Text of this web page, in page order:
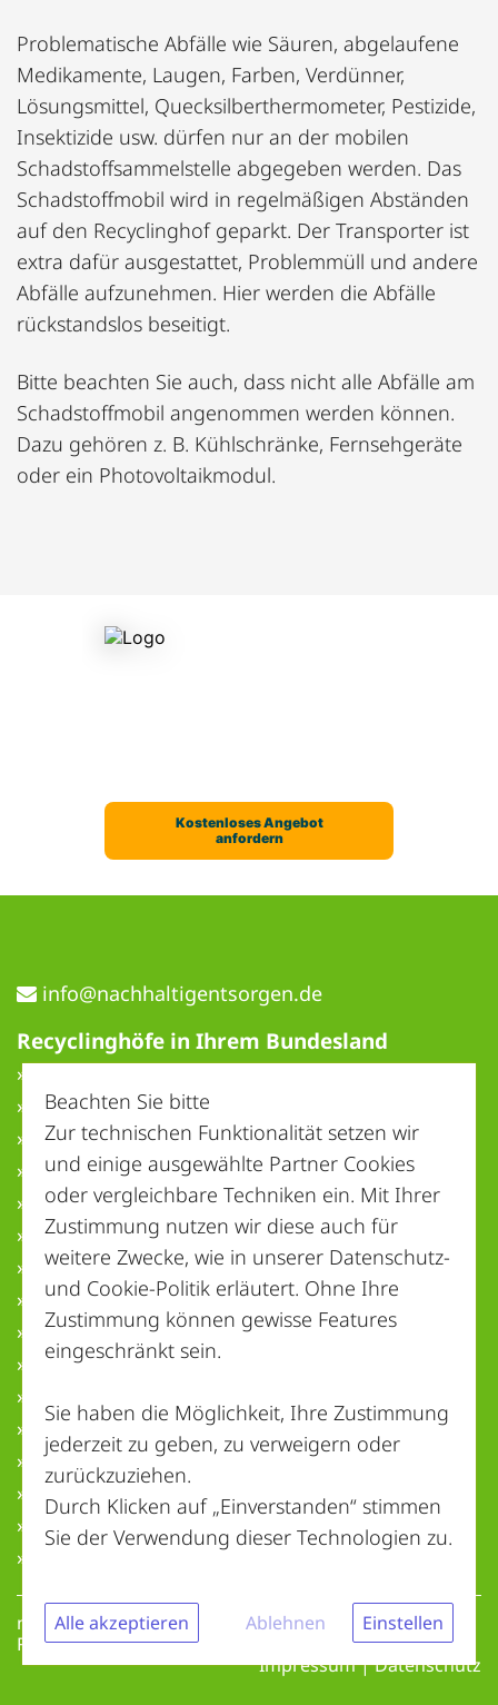
Problematische Abfälle wie Säuren, abgelaufene
Medikamente, Laugen, Farben, Verdünner,
Lösungsmittel, Quecksilberthermometer, Pestizide,
Insektizide usw. dürfen nur an der mobilen
Schadstoffsammelstelle abgegeben werden. Das
Schadstoffmobil wird in regelmäßigen Abständen
auf den Recyclinghof geparkt. Der Transporter ist
extra dafür ausgestattet, Problemmüll und andere
Abfälle aufzunehmen. Hier werden die Abfälle
rückstandslos beseitigt.
Bitte beachten Sie auch, dass nicht alle Abfälle am
Schadstoffmobil angenommen werden können.
Dazu gehören z. B. Kühlschränke, Fernsehgeräte
oder ein Photovoltaikmodul.
ed.negrostnegitlahhcan@ofni
Recyclinghöfe in Ihrem Bundesland
» Baden-Württemberg
» Bayern
» Berlin
» Brandenburg
» Bremen
» Hamburg
» Hessen
» Mecklenburg-Vorpommern
» Niedersachsen
» Nordrhein-Westfalen
» Rheinland-Pfalz
» Saarland
» Sachsen
» Sachsen-Anhalt
» Schleswig-Holstein
» Thüringen
nachhaltigentsorgen.de | Copyright © 2026 – Alle
Rechte vorbehalten
Impressum|Datenschutz
Beachten Sie bitte
Zur technischen Funktionalität setzen wir
und einige ausgewählte Partner Cookies
oder vergleichbare Techniken ein. Mit Ihrer
Zustimmung nutzen wir diese auch für
weitere Zwecke, wie in unserer Datenschutz-
und Cookie-Politik erläutert. Ohne Ihre
Zustimmung können gewisse Features
eingeschränkt sein.
Sie haben die Möglichkeit, Ihre Zustimmung
jederzeit zu geben, zu verweigern oder
zurückzuziehen.
Durch Klicken auf „Einverstanden“ stimmen
Sie der Verwendung dieser Technologien zu.
Alle akzeptieren Einstellen
Ablehnen